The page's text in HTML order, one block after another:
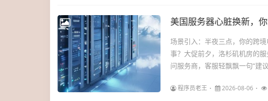
美国服务器心脏换新，
场景引入：半夜三点，你的跨
事？大促前夕，洛杉矶机房的
问服务商，客服轻飘飘一句“建
程序员老王 2026-08-06